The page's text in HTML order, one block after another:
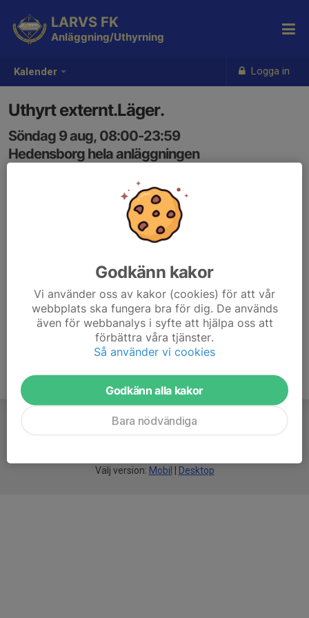
Kalender Logga in
LARVS FK
Anläggning/Uthyrning
Uthyrt externt.Läger.
Söndag 9 aug, 08:00-23:59
Hedensborg hela anläggningen
Välj version: Mobil Desktop
Godkänn kakor
Vi använder oss av kakor (cookies) för att vår
webbplats ska fungera bra för dig. De används
även för webbanalys i syfte att hjälpa oss att
förbättra våra tjänster.
Så använder vi cookies
Godkänn alla kakor
Bara nödvändiga